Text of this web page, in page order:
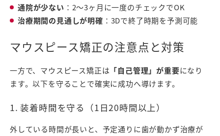
通院が少ない ：2〜3ヶ月に一度のチェックでOK
治療期間の見通しが明確 ：3Dで終了時期を予測可能
マウスピース矯正の注意点と対策
一方で、マウスピース矯正は 「自己管理」が重要になり
ます。以下を守ることで確実に成功へ導けます。
1. 装着時間を守る（1日20時間以上）
外している時間が長いと、予定通りに歯が動かず治療が